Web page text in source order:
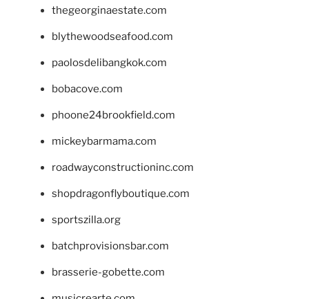
thegeorginaestate.com
blythewoodseafood.com
paolosdelibangkok.com
bobacove.com
phoone24brookfield.com
mickeybarmama.com
roadwayconstructioninc.com
shopdragonflyboutique.com
sportszilla.org
batchprovisionsbar.com
brasserie-gobette.com